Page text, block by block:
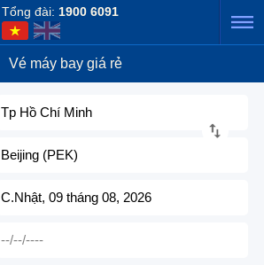
Tổng đài: 1900 6091
Vé máy bay giá rẻ
Tp Hồ Chí Minh
Beijing (PEK)
C.Nhật, 09 tháng 08, 2026
--/--/----